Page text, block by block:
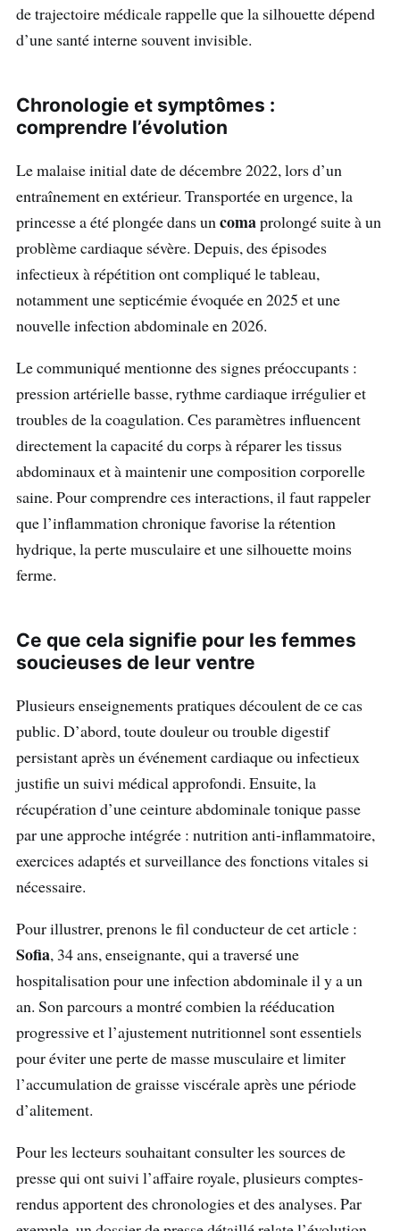
de trajectoire médicale rappelle que la silhouette dépend
d’une santé interne souvent invisible.
Chronologie et symptômes :
comprendre l’évolution
Le malaise initial date de décembre 2022, lors d’un
entraînement en extérieur. Transportée en urgence, la
princesse a été plongée dans uncomaprolongé suite à un
problème cardiaque sévère. Depuis, des épisodes
infectieux à répétition ont compliqué le tableau,
notamment une septicémie évoquée en 2025 et une
nouvelle infection abdominale en 2026.
Le communiqué mentionne des signes préoccupants :
pression artérielle basse, rythme cardiaque irrégulier et
troubles de la coagulation. Ces paramètres influencent
directement la capacité du corps à réparer les tissus
abdominaux et à maintenir une composition corporelle
saine. Pour comprendre ces interactions, il faut rappeler
que l’inflammation chronique favorise la rétention
hydrique, la perte musculaire et une silhouette moins
ferme.
Ce que cela signifie pour les femmes
soucieuses de leur ventre
Plusieurs enseignements pratiques découlent de ce cas
public. D’abord, toute douleur ou trouble digestif
persistant après un événement cardiaque ou infectieux
justifie un suivi médical approfondi. Ensuite, la
récupération d’une ceinture abdominale tonique passe
par une approche intégrée : nutrition anti-inflammatoire,
exercices adaptés et surveillance des fonctions vitales si
nécessaire.
Pour illustrer, prenons le fil conducteur de cet article :
Sofia, 34 ans, enseignante, qui a traversé une
hospitalisation pour une infection abdominale il y a un
an. Son parcours a montré combien la rééducation
progressive et l’ajustement nutritionnel sont essentiels
pour éviter une perte de masse musculaire et limiter
l’accumulation de graisse viscérale après une période
d’alitement.
Pour les lecteurs souhaitant consulter les sources de
presse qui ont suivi l’affaire royale, plusieurs comptes-
rendus apportent des chronologies et des analyses. Par